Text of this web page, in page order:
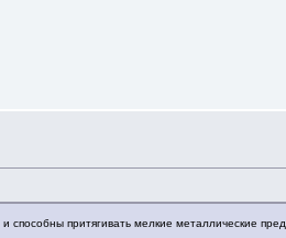
способны притягивать мелкие металлические